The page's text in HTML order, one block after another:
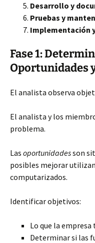
Desarrollo y
Pruebas y
Implementación
Fase 1:
Oportunidades
El analista observa
El analista y los
problema.
Las oportunidadesson
posibles mejorar
computarizados.
Identificar objetivos:
Lo que la
Determinar si las